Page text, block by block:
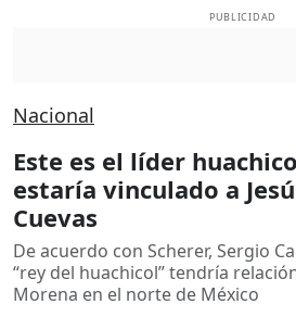
PUBLICIDAD
Nacional
Este es el líder
estaría vinculado a
Cuevas
De acuerdo con Scherer, Sergio
“rey del huachicol” tendría
Morena en el norte de México